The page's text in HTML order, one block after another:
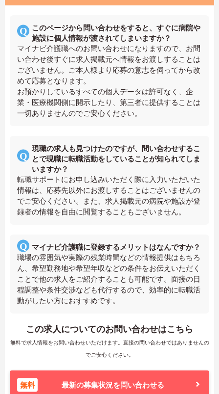
このページから問い合わせをすると、すぐに病院や
施設に個人情報が渡されてしまいますか？
マイナビ介護職へのお問い合わせになりますので、お問
い合わせ後すぐに求人掲載元へ情報をお渡しすることは
ございません。ご本人様より応募の意志を伺ってから改
めて応募となります。
お預かりしているすべての個人データは許可なく、企
業・医療機関側に開示したり、第三者に提供することは
一切ありませんのでご安心ください。
現職の求人も見つけたのですが、問い合わせするこ
とで現職に転職活動をしていることが知られてしま
いますか？
転職サポートにお申し込みいただく際に入力いただいた
情報は、応募先以外にお渡しすることはございませんの
でご安心ください。また、求人掲載元の病院や施設が登
録者の情報を自由に閲覧することもございません。
マイナビ介護職に登録するメリットはなんですか？
職場の雰囲気や実際の残業時間などの情報提供はもちろ
ん、希望勤務地や希望年収などの条件をお伝えいただく
ことで他の求人をご紹介することも可能です。面接の日
程調整や条件交渉なども代行するので、効率的に転職活
動がしたい方におすすめです。
この求人についてのお問い合わせはこちら
無料で求人情報をお問い合わせいただけます。直接の問い合わせではありませんの
でご安心ください。
無料 最新の募集状況を問い合わせる